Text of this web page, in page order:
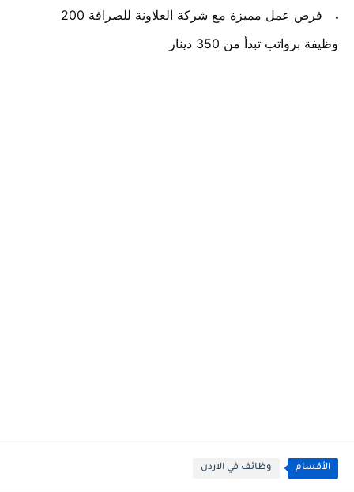
فرص عمل مميزة مع شركة العلاونة للصرافة 200
وظيفة برواتب تبدأ من 350 دينار
الأقسام وظائف في الاردن